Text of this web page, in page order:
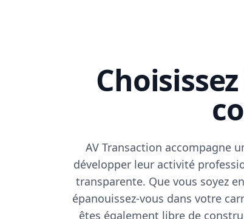
AV Transaction accompagne
développer leur activité
transparente. Que vous soyez
épanouissez-vous dans votre
êtes également libre de